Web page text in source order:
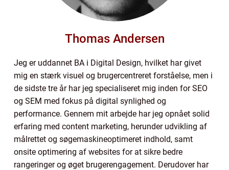
Thomas Andersen
Jeg er uddannet BA i Digital Design, hvilket har givet
mig en stærk visuel og brugercentreret forståelse, men i
de sidste tre år har jeg specialiseret mig inden for SEO
og SEM med fokus på digital synlighed og
performance. Gennem mit arbejde har jeg opnået solid
erfaring med content marketing, herunder udvikling af
målrettet og søgemaskineoptimeret indhold, samt
onsite optimering af websites for at sikre bedre
rangeringer og øget brugerengagement. Derudover har